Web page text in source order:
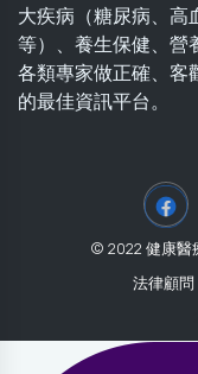
大疾病（糖尿病、高
等）、養生保健、營
各類專家做正確、客
的最佳資訊平台。
© 2022 健康醫
法律顧